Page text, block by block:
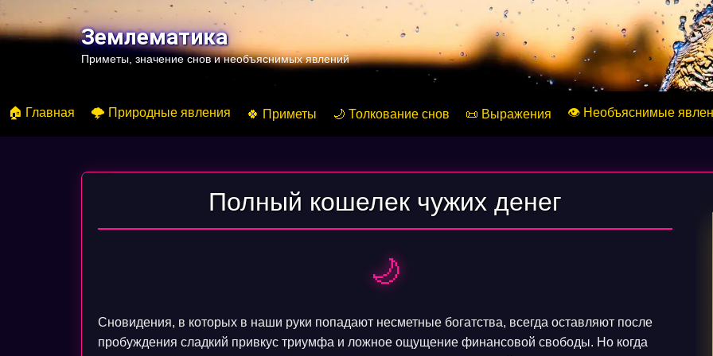
к
содержимомуЗемлематика
Приметы, значение снов и необъяснимых явлений
🏠 Главная 🌩️ Природные явления 🍀 Приметы 🌙 Толкование снов 📜 Выражения 👁️ Необъяснимые
Полный кошелек чужих денег
🌙
Сновидения, в которых в наши руки попадают несметные богатства, всегда оставляют после
пробуждения сладкий привкус триумфа и ложное ощущение финансовой свободы. Но когда